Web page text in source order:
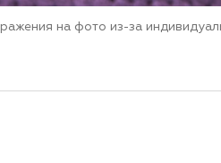
на фото из-за